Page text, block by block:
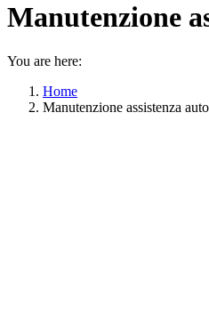
Manutenzione
You are here:
Home
Manutenzione assistenza